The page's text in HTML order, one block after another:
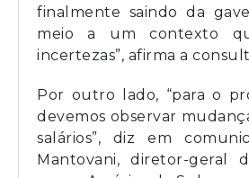
finalmente saindo da
meio a um contexto
incertezas”, afirma a
Por outro lado, “para o
devemos observar
salários”, diz em
Mantovani, diretor-geral